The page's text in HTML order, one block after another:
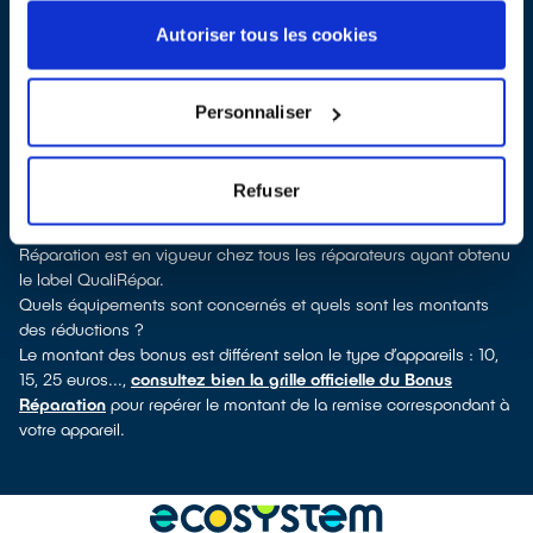
Autoriser tous les cookies
Personnaliser
Refuser
Puy, vous pouvez consulter notreannuaire de réparateurs
labellisés QualiRépar. En cliquant sur la fiche détaillée du
professionnel a obtenu le label. Congélateur, lave-vaisselle, petit
électroménager, télé, smartphone, outillage électroportatif : à
chaque famille d’équipements son réparateur spécialisé et
labellisé QualiRépar.
Comment bénéficier du Bonus Réparation à Saint-Romain-le-Puy
Immédiatement déduit de la facture par le réparateur, le Bonus
Réparation est en vigueur chez tous les réparateurs ayant obtenu
le label QualiRépar.
Quels équipements sont concernés et quels sont les montants
des réductions ?
Le montant des bonus est différent selon le type d’appareils : 10,
15, 25 euros..., consultez bien la grille officielle du Bonus
Réparation pour repérer le montant de la remise correspondant à
votre appareil.